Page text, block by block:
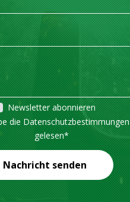
Newsletter abonnieren
die Datenschutzbestimmungen
gelesen*
Nachricht senden